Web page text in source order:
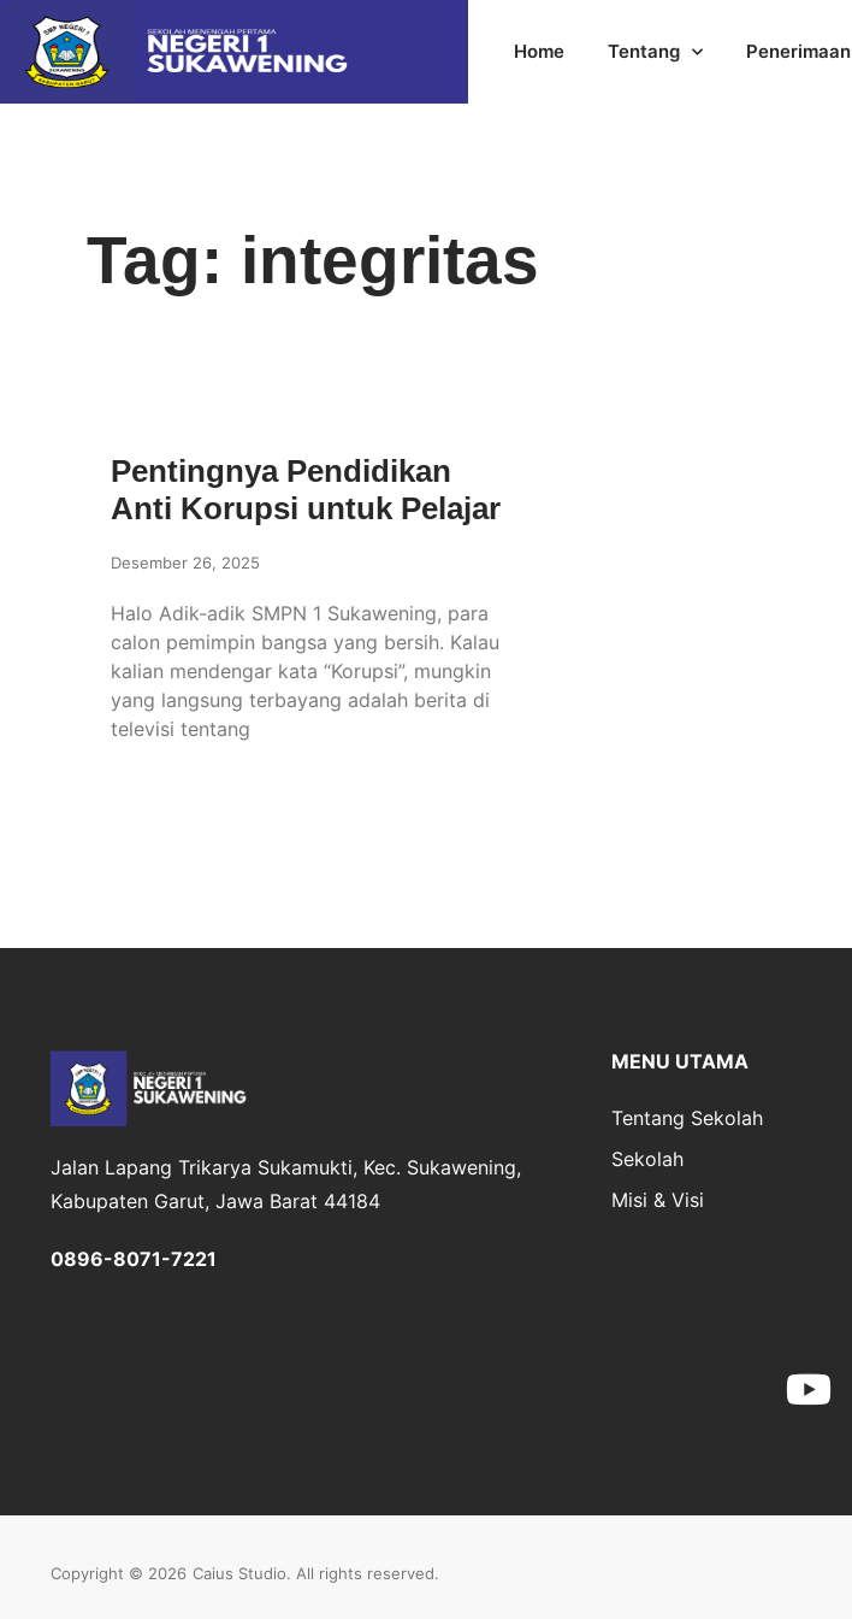
Home Tentang Penerimaan
Tag: integritas
Pentingnya Pendidikan
Anti Korupsi untuk Pelajar
Desember 26, 2025
Halo Adik-adik SMPN 1 Sukawening, para
calon pemimpin bangsa yang bersih. Kalau
kalian mendengar kata “Korupsi”, mungkin
yang langsung terbayang adalah berita di
televisi tentang
Jalan Lapang Trikarya Sukamukti, Kec. Sukawening,
Kabupaten Garut, Jawa Barat 44184
0896-8071-7221
MENU UTAMA
Tentang Sekolah
Sekolah
Misi & Visi
Copyright © 2026 Caius Studio. All rights reserved.